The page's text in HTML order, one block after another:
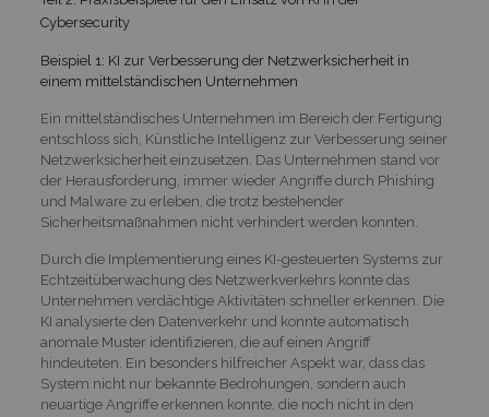
Cybersecurity
Beispiel 1: KI zur Verbesserung der Netzwerksicherheit in
einem mittelständischen Unternehmen
Ein mittelständisches Unternehmen im Bereich der Fertigung
entschloss sich, Künstliche Intelligenz zur Verbesserung seiner
Netzwerksicherheit einzusetzen. Das Unternehmen stand vor
der Herausforderung, immer wieder Angriffe durch Phishing
und Malware zu erleben, die trotz bestehender
Sicherheitsmaßnahmen nicht verhindert werden konnten.
Durch die Implementierung eines KI-gesteuerten Systems zur
Echtzeitüberwachung des Netzwerkverkehrs konnte das
Unternehmen verdächtige Aktivitäten schneller erkennen. Die
KI analysierte den Datenverkehr und konnte automatisch
anomale Muster identifizieren, die auf einen Angriff
hindeuteten. Ein besonders hilfreicher Aspekt war, dass das
System nicht nur bekannte Bedrohungen, sondern auch
neuartige Angriffe erkennen konnte, die noch nicht in den